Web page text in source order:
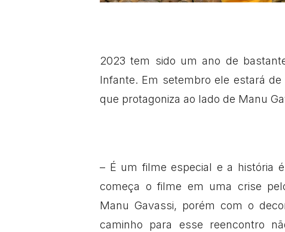
2023 tem sido um ano de
Infante. Em setembro ele estará
que protagoniza ao lado de Manu
– É um filme especial e a história
começa o filme em uma crise
Manu Gavassi, porém com o
caminho para esse reencontro